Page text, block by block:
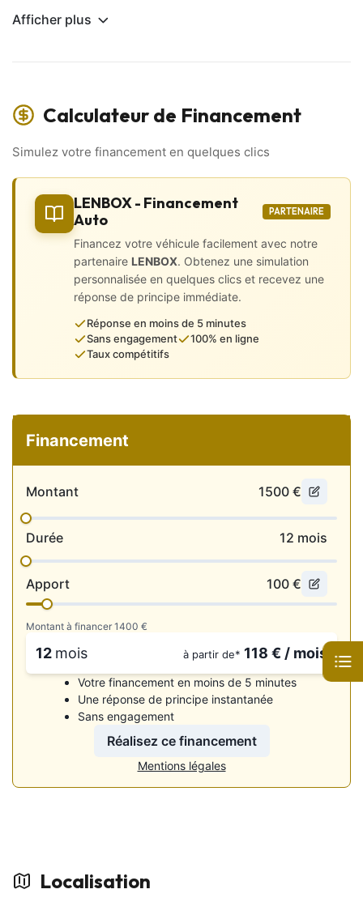
✅ CarPlay
… Et bien plus encore !
📲 VISITE VIRTUELLE disponible sur WhatsApp :
Visualisez votre futur véhicule sous tous ses angles grâce à
des photos, vidéos, et recevez
l’historique d’entretien directement sur votre téléphone, sans
vous déplacer !
Extérieur et Châssis
• 2 roues motrices
• Aide au stationnement AV/AR
• Frein de parking automatique
• Lave-phares
• Lunette arrière dégivrante
• Radar de recul
Intérieur
• Virtual Cockpit
• Accoudoirs central avant et arrière
• Banquette 1/3 – 2/3
• Boîte automatique
• Boite séquentielle
• Carte main libre
• Climatisation automatique
• Configuration 5PL
• Direction assistée
• GPS intégré
• Kit téléphone mains libres
• Lunette arrière ouvrante
• Ordinateur de bord
• Ouverture du coffre électrique
• Prise audio USB et auxiliaires
• Airbags (frontaux et latéraux)
Afficher plus
Calculateur de Financement
Simulez votre financement en quelques clics
LENBOX - Financement
Auto
PARTENAIRE
Financez votre véhicule facilement avec notre
partenaire LENBOX. Obtenez une simulation
personnalisée en quelques clics et recevez une
réponse de principe immédiate.
Réponse en moins de 5 minutes
Sans engagement
100% en ligne
Taux compétitifs
Financement
Montant 1500 €
Durée 12 mois
Apport 100 €
Montant à financer 1400 €
12 mois à partir de* 118 € / mois
Votre financement en moins de 5 minutes
Une réponse de principe instantanée
Sans engagement
Réalisez ce financement
Mentions légales
Localisation